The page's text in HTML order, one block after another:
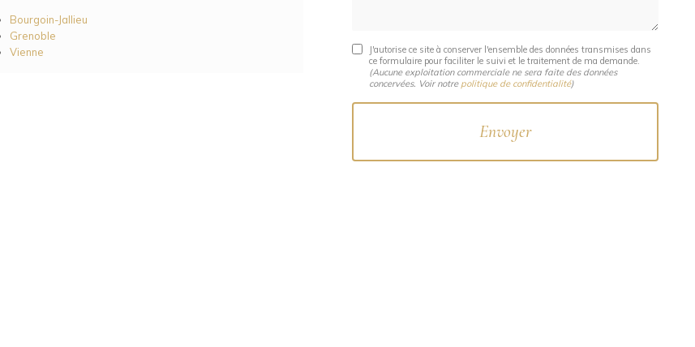
Bourgoin-Jallieu
Grenoble
Vienne
J'autorise ce site à conserver l'ensemble des données transmises dans
ce formulaire pour faciliter le suivi et le traitement de ma demande.
(Aucune exploitation commerciale ne sera faite des données
concervées. Voir notre politique de confidentialité)